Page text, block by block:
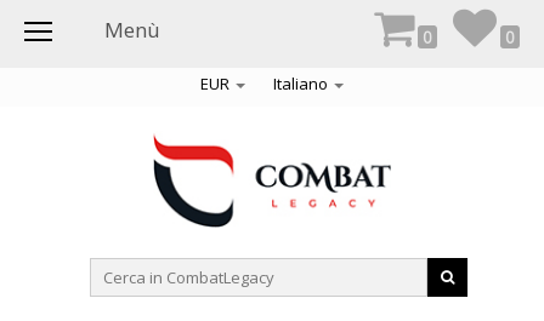
EUR Italiano
0 0
Menù